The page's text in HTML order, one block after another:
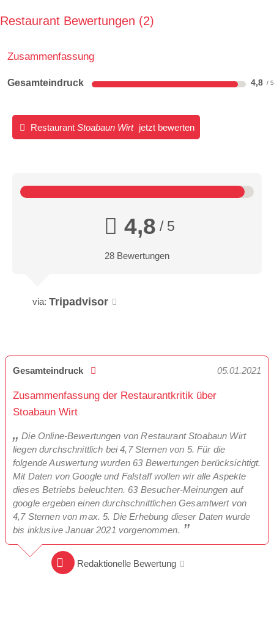
Restaurant Bewertungen 2
Zusammenfassung
Gesamteindruck 4,8
Restaurant Stoabaun Wirt jetzt bewerten
4,8 / 5
28 Bewertungen
via: Tripadvisor
Gesamteindruck 05.01.2021
Zusammenfassung der Restaurantkritik über
Stoabaun Wirt
Die Online-Bewertungen von Restaurant Stoabaun Wirt
liegen durchschnittlich bei 4,7 Sternen von 5. Für die
folgende Auswertung wurden 63 Bewertungen berücksichtigt.
Mit Daten von Google und Falstaff wollen wir alle Aspekte
dieses Betriebs beleuchten. 63 Besucher-Meinungen auf
google ergeben einen durchschnittlichen Gesamtwert von
4,7 Sternen von max. 5. Die Erhebung dieser Daten wurde
bis inklusive Januar 2021 vorgenommen.
Redaktionelle Bewertung